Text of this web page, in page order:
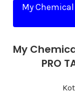
My
My
PRO